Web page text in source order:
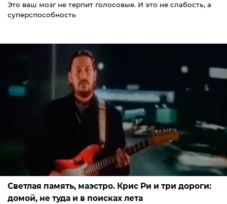
Это ваш мозг не терпит голосовые. И это не слабость, а
суперспособность
Светлая память, маэстро. Крис Ри и три дороги:
домой, не туда и в поисках лета